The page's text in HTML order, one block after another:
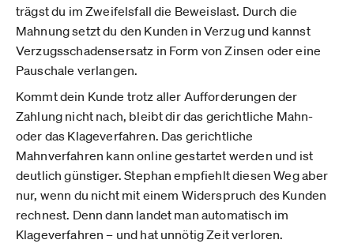
trägst du im Zweifelsfall die Beweislast. Durch die
Mahnung setzt du den Kunden in Verzug und kannst
Verzugsschadensersatz in Form von Zinsen oder eine
Pauschale verlangen.
Kommt dein Kunde trotz aller Aufforderungen der
Zahlung nicht nach, bleibt dir das gerichtliche Mahn-
oder das Klageverfahren. Das gerichtliche
Mahnverfahren kann online gestartet werden und ist
deutlich günstiger. Stephan empfiehlt diesen Weg aber
nur, wenn du nicht mit einem Widerspruch des Kunden
rechnest. Denn dann landet man automatisch im
Klageverfahren – und hat unnötig Zeit verloren.